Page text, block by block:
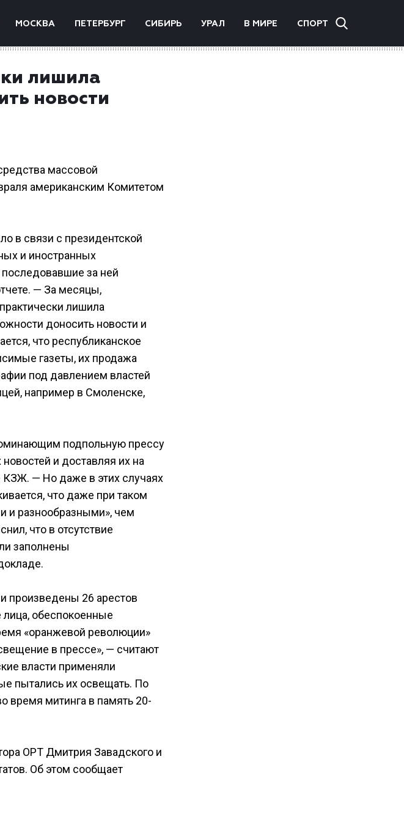
МОСКВА ПЕТЕРБУРГ СИБИРЬ УРАЛ В МИРЕ СПОРТ
лишила
новости
массовой
американским Комитетом
в связи с президентской
и иностранных
за ней
— За месяцы,
лишила
доносить новости и
что республиканское
газеты, их продажа
под давлением властей
например в Смоленске,
подпольную прессу
и доставляя их на
— Но даже в этих случаях
что даже при таком
и разнообразными», чем
что в отсутствие
заполнены
произведены 26 арестов
обеспокоенные
«оранжевой революции»
в прессе», — считают
власти применяли
пытались их освещать. По
время митинга в память 20-
ОРТ Дмитрия Завадского и
Об этом сообщает